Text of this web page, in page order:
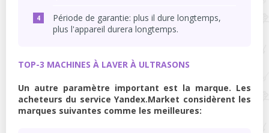
Période de garantie: plus il dure longtemps,
plus l'appareil durera longtemps.
TOP-3 MACHINES À LAVER À ULTRASONS
Un autre paramètre important est la marque. Les
acheteurs du service Yandex.Market considèrent les
marques suivantes comme les meilleures: